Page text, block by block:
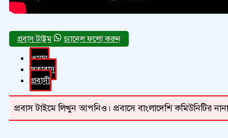
চ্যানেল ফলো করুন
ওমান
দূতাবাস
প্রবাসী
প্রবাস টাইমে লিখুন আপনিও। প্রবাসে বাংলাদেশি কমিউনিটির